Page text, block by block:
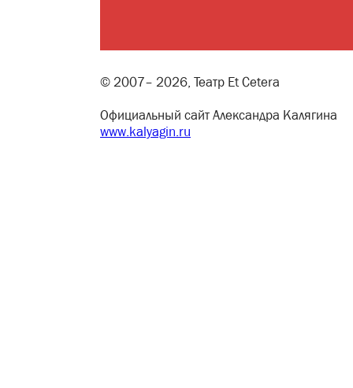
© 2007– 2026, Театр Et Cetera
Официальный сайт Александра Калягина
www.kalyagin.ru